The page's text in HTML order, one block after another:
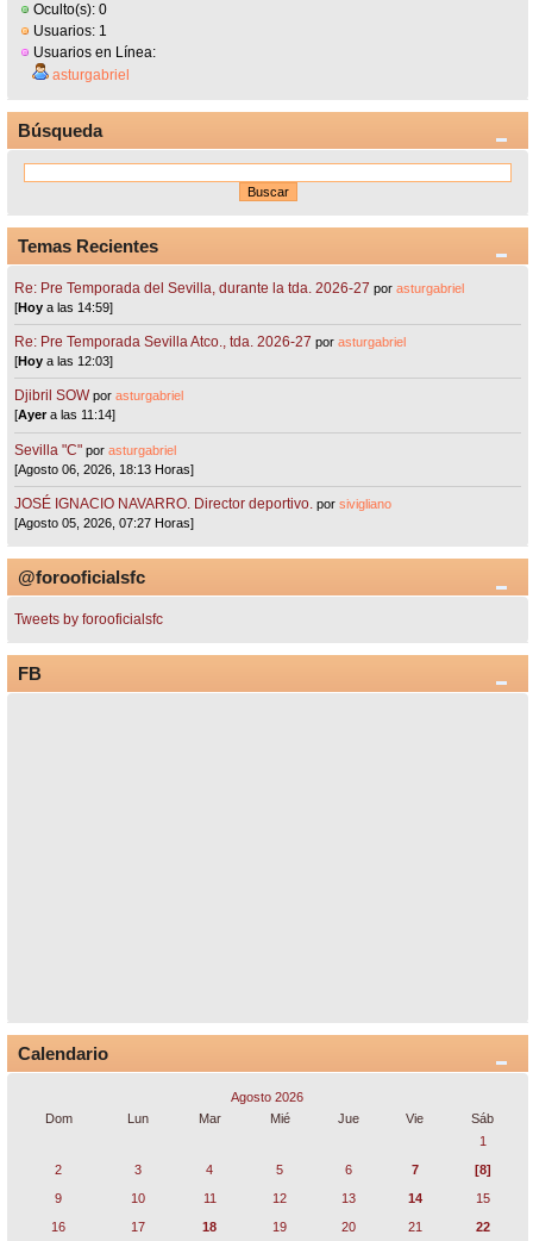
Oculto(s): 0
Usuarios: 1
Usuarios en Línea:
asturgabriel
Búsqueda
Temas Recientes
Re: Pre Temporada del Sevilla, durante la tda. 2026-27 porasturgabriel
[Hoy a las 14:59]
Re: Pre Temporada Sevilla Atco., tda. 2026-27 porasturgabriel
[Hoy a las 12:03]
Djibril SOW porasturgabriel
[Ayera las 11:14]
Sevilla "C"porasturgabriel
[Agosto 06, 2026, 18:13 Horas]
JOSÉ IGNACIO NAVARRO. Director deportivo. porsivigliano
[Agosto 05, 2026, 07:27 Horas]
@forooficialsfc
Tweets by forooficialsfc
FB
Calendario
Agosto 2026
Dom
Lun Mar Mié Jue Vie
Sáb
1
2
3 4 5 6 7
[8]
9
10 11 12 13 14
15
16
17 18 19 20 21 22